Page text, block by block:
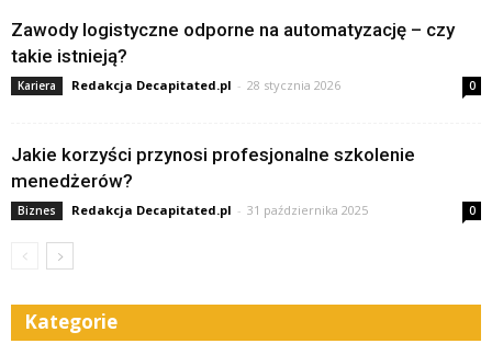
Zawody logistyczne odporne na automatyzację – czy
takie istnieją?
Kariera Redakcja Decapitated.pl - 28 stycznia 2026 0
Jakie korzyści przynosi profesjonalne szkolenie
menedżerów?
Biznes Redakcja Decapitated.pl - 31 października 2025 0
Kategorie